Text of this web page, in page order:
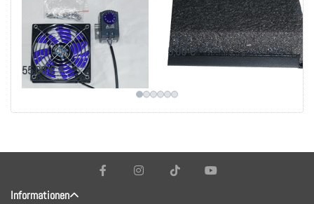
Leiser Lüfter mit
Thermostat zum
Selbsteinbau
55,00 € *
Akustik-Blindplatte
zur Schalldämpfung
5,00 € *
Informationen